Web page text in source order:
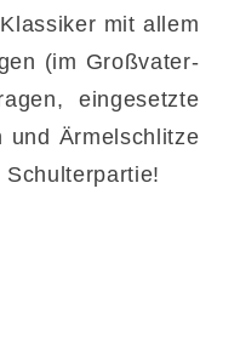
mit allem
(im Großvater-
eingesetzte
und Ärmelschlitze